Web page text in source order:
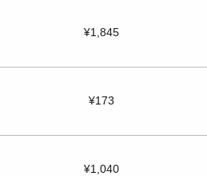
¥1,845
¥173
¥1,040